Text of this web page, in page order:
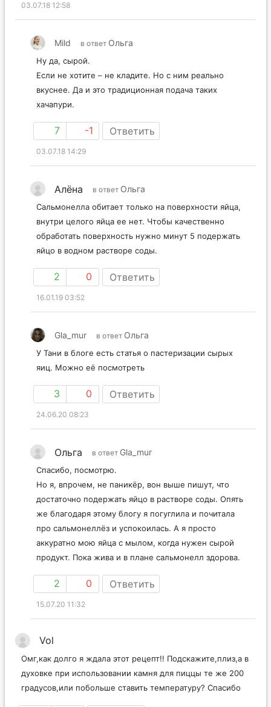
03.07.18 12:58
Mild в ответ Ольга
Ну да, сырой.
Если не хотите – не кладите. Но с ним реально
вкуснее. Да и это традиционная подача таких
хачапури.
7 -1 Ответить
03.07.18 14:29
Алёна в ответ Ольга
Сальмонелла обитает только на поверхности яйца,
внутри целого яйца ее нет. Чтобы качественно
обработать поверхность нужно минут 5 подержать
яйцо в водном растворе соды.
2 0 Ответить
16.01.19 03:52
Gla_mur в ответ Ольга
У Тани в блоге есть статья о пастеризации сырых
яиц. Можно её посмотреть
3 0 Ответить
24.06.20 08:23
Ольга в ответ Gla_mur
Спасибо, посмотрю.
Но я, впрочем, не паникёр, вон выше пишут, что
достаточно подержать яйцо в растворе соды. Опять
же благодаря этому блогу я погуглила и почитала
про сальмонеллёз и успокоилась. А я просто
аккуратно мою яйца с мылом, когда нужен сырой
продукт. Пока жива и в плане сальмонелл здорова.
2 0 Ответить
15.07.20 11:32
Vol
Омг,как долго я ждала этот рецепт!! Подскажите,плиз,а в
духовке при использовании камня для пиццы те же 200
градусов,или побольше ставить температуру? Спасибо